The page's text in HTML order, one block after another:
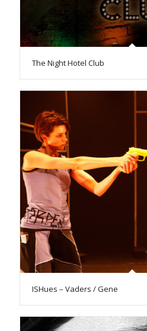
The Night Hotel Club
ISHues – Vaders / Gene